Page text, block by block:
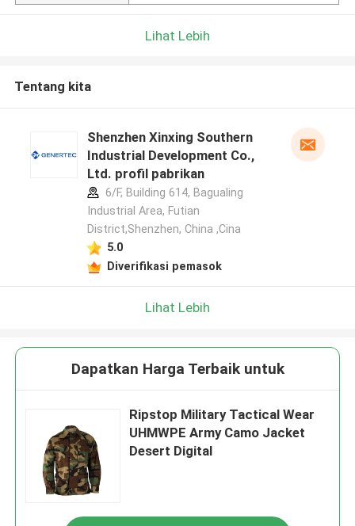
Lihat Lebih
Tentang kita
Shenzhen Xinxing Southern
Industrial Development Co.,
Ltd. profil pabrikan
6/F, Building 614, Bagualing
Industrial Area, Futian
District,Shenzhen, China ,Cina
5.0
Diverifikasi pemasok
Lihat Lebih
Dapatkan Harga Terbaik untuk
Ripstop Military Tactical Wear
UHMWPE Army Camo Jacket
Desert Digital